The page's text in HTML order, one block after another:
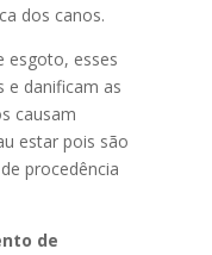
dos canos.
esgoto, esses
e danificam as
causam
estar pois são
procedência
de